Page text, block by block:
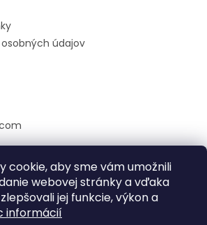
cookie, aby sme vám umožnili
webovej stránky a vďaka
jej funkcie, výkon a
informácií
údajov